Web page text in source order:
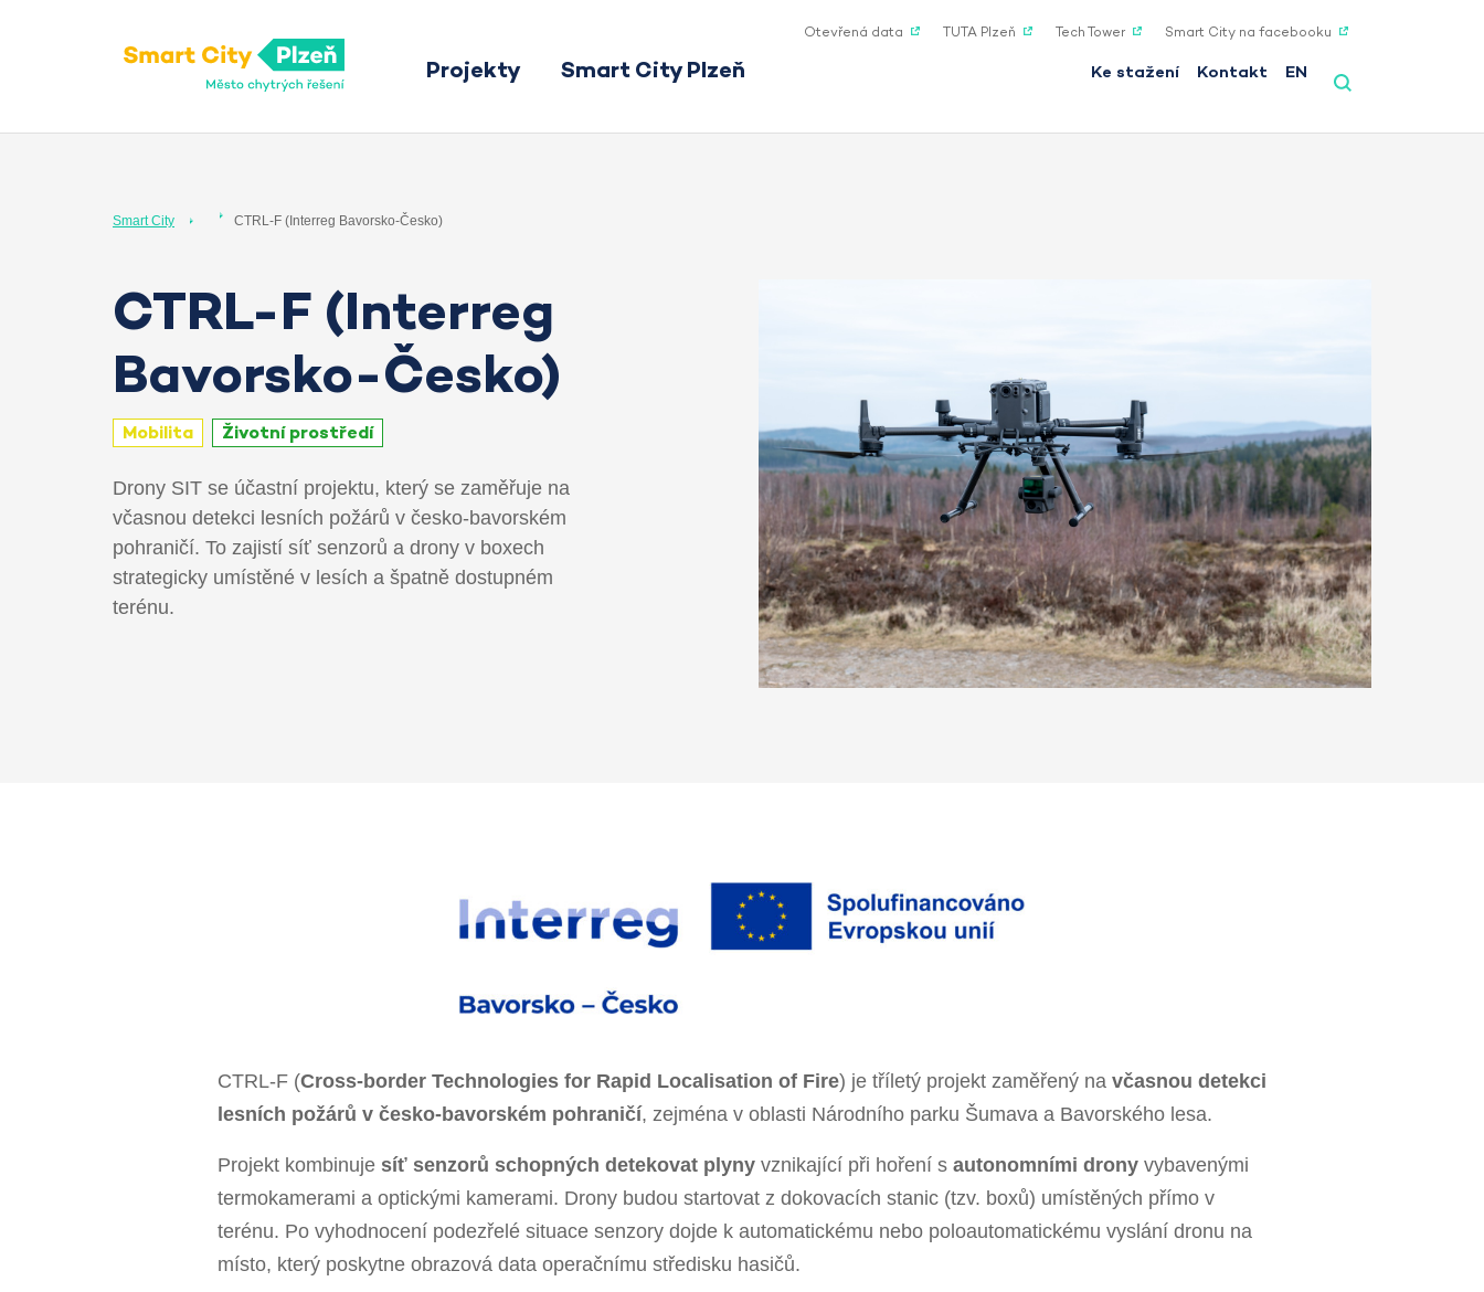
Projekty Smart City Plzeň Ke stažení Kontakt EN
Otevřená data TUTA Plzeň Tech Tower Smart City na facebooku
Smart City CTRL-F (Interreg Bavorsko-Česko)
CTRL-F (Interreg
Bavorsko-Česko)
Mobilita Životní prostředí
Drony SIT se účastní projektu, který se zaměřuje na
včasnou detekci lesních požárů v česko-bavorském
pohraničí. To zajistí síť senzorů a drony v boxech
strategicky umístěné v lesích a špatně dostupném
terénu.
CTRL-F (Cross-border Technologies for Rapid Localisation of Fire) je tříletý projekt zaměřený na včasnou detekci
lesních požárů v česko-bavorském pohraničí, zejména v oblasti Národního parku Šumava a Bavorského lesa.
Projekt kombinuje síť senzorů schopných detekovat plyny vznikající při hoření s autonomními drony vybavenými
termokamerami a optickými kamerami. Drony budou startovat z dokovacích stanic (tzv. boxů) umístěných přímo v
terénu. Po vyhodnocení podezřelé situace senzory dojde k automatickému nebo poloautomatickému vyslání dronu na
místo, který poskytne obrazová data operačnímu středisku hasičů.